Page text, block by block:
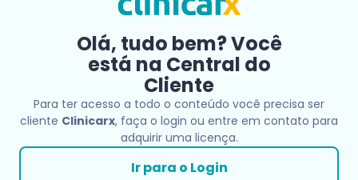
Olá, tudo bem? Você
está na Central do
Cliente
Para ter acesso a todo o conteúdo você precisa ser
cliente Clinicarx, faça o login ou entre em contato para
adquirir uma licença.
Ir para o Login